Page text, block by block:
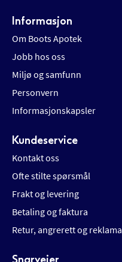
Informasjon
Om Boots Apotek
Jobb hos oss
Miljø og samfunn
Personvern
Informasjonskapsler
Kundeservice
Kontakt oss
Ofte stilte spørsmål
Frakt og levering
Betaling og faktura
Retur, angrerett og